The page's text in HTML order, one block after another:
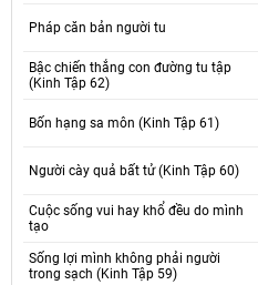
Pháp căn bản người tu
Bậc chiến thắng con đường tu tập
(Kinh Tập 62)
Bốn hạng sa môn (Kinh Tập 61)
Người cày quả bất tử (Kinh Tập 60)
Cuộc sống vui hay khổ đều do mình
tạo
Sống lợi mình không phải người
trong sạch (Kinh Tập 59)